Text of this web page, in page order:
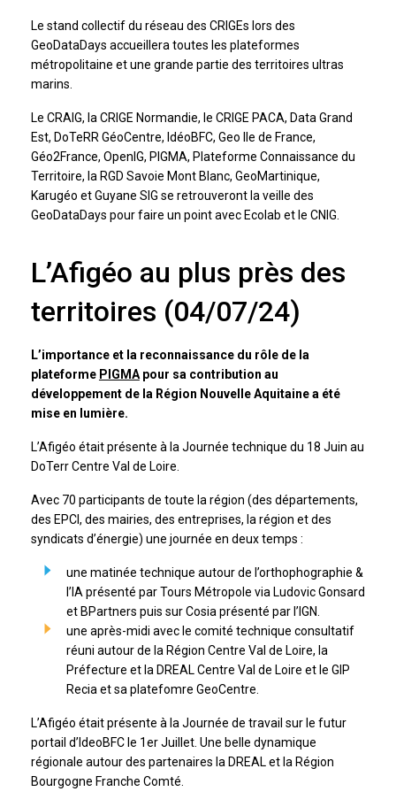
Le stand collectif du réseau des CRIGEs lors des
GeoDataDays accueillera toutes les plateformes
métropolitaine et une grande partie des territoires ultras
marins.
Le CRAIG, la CRIGE Normandie, le CRIGE PACA, Data Grand
Est, DoTeRR GéoCentre, IdéoBFC, Geo Ile de France,
Géo2France, OpenIG, PIGMA, Plateforme Connaissance du
Territoire, la RGD Savoie Mont Blanc, GeoMartinique,
Karugéo et Guyane SIG se retrouveront la veille des
GeoDataDays pour faire un point avec Ecolab et le CNIG.
L’Afigéo au plus près des
territoires (04/07/24)
L’importance et la reconnaissance du rôle de la
plateforme PIGMApour sa contribution au
développement de la Région Nouvelle Aquitaine a été
mise en lumière.
L’Afigéo était présente à la Journée technique du 18 Juin au
DoTerr Centre Val de Loire.
Avec 70 participants de toute la région (des départements,
des EPCI, des mairies, des entreprises, la région et des
syndicats d’énergie) une journée en deux temps :
une matinée technique autour de l’orthophographie &
l’IA présenté par Tours Métropole via Ludovic Gonsard
et BPartners puis sur Cosia présenté par l’IGN.
une après-midi avec le comité technique consultatif
réuni autour de la Région Centre Val de Loire, la
Préfecture et la DREAL Centre Val de Loire et le GIP
Recia et sa platefomre GeoCentre.
L’Afigéo était présente à la Journée de travail sur le futur
portail d’IdeoBFC le 1er Juillet. Une belle dynamique
régionale autour des partenaires la DREAL et la Région
Bourgogne Franche Comté.